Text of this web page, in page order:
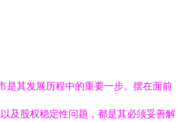
是其发展历程中的重要一步。摆在面前
及股权稳定性问题，都是其必须妥善解